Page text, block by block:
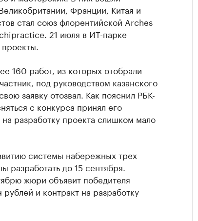
Франции, Китая и
стал союз флорентийской Arches
21 июля в ИТ-парке
160 работ, из которых отобрали
под руководством казанского
заявку отозвал. Как пояснил РБК-
с конкурса принял его
разработку проекта слишком мало
системы набережных трех
разработать до 15 сентября.
жюри объявит победителя
и контракт на разработку